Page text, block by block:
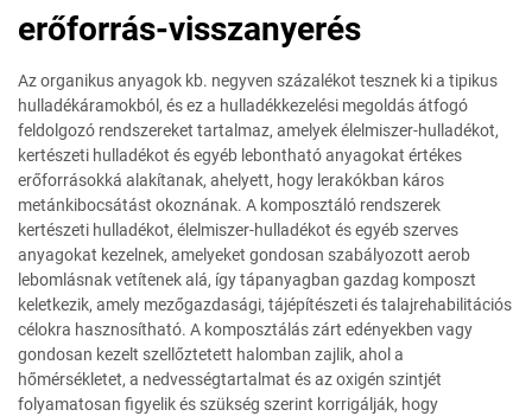
erőforrás-visszanyerés
Az organikus anyagok kb. negyven százalékot tesznek ki a tipikus
hulladékáramokból, és ez a hulladékkezelési megoldás átfogó
feldolgozó rendszereket tartalmaz, amelyek élelmiszer-hulladékot,
kertészeti hulladékot és egyéb lebontható anyagokat értékes
erőforrásokká alakítanak, ahelyett, hogy lerakókban káros
metánkibocsátást okoznának. A komposztáló rendszerek
kertészeti hulladékot, élelmiszer-hulladékot és egyéb szerves
anyagokat kezelnek, amelyeket gondosan szabályozott aerob
lebomlásnak vetítenek alá, így tápanyagban gazdag komposzt
keletkezik, amely mezőgazdasági, tájépítészeti és talajrehabilitációs
célokra hasznosítható. A komposztálás zárt edényekben vagy
gondosan kezelt szellőztetett halomban zajlik, ahol a
hőmérsékletet, a nedvességtartalmat és az oxigén szintjét
folyamatosan figyelik és szükség szerint korrigálják, hogy